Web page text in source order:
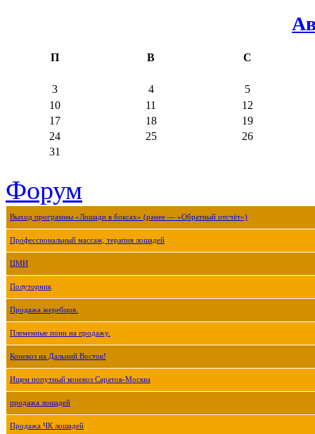
П В С
3 4
5
10
11
12
17
18
19
24
25
26
31
Форум
Выход программы «Лошади в боксах» (ранее — «Обратный отсчёт»)
Профессиональный массаж, терапия лошадей
ЦМИ
Полуторник
Продажа жеребцов.
Племенные пони на продажу.
Коневоз на Дальний Восток!
Ищем попутный коневоз Саратов-Москва
продажа лошадей
Продажа ЧК лошадей